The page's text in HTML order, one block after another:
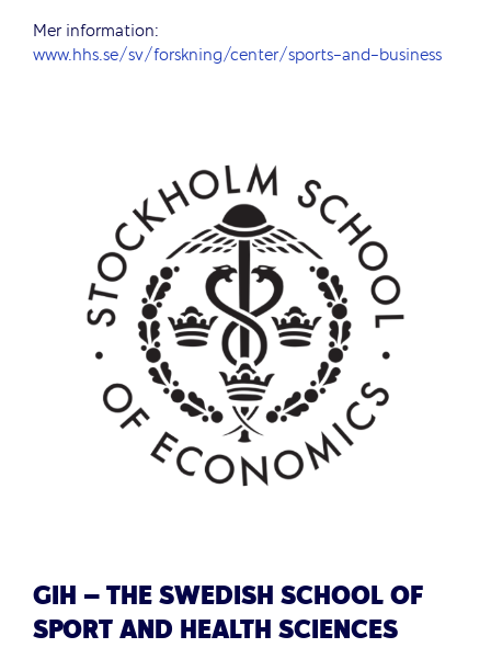
Mer information:
www.hhs.se/sv/forskning/center/sports-and-business
GIH – THE SWEDISH SCHOOL OF
SPORT AND HEALTH SCIENCES